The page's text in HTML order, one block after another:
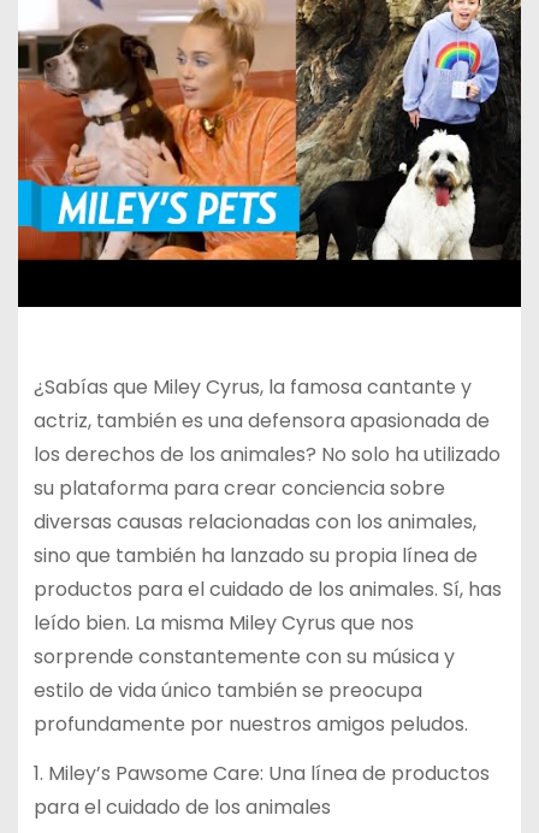
¿Sabías que Miley Cyrus, la famosa cantante y
actriz, también es una defensora apasionada de
los derechos de los animales? No solo ha utilizado
su plataforma para crear conciencia sobre
diversas causas relacionadas con los animales,
sino que también ha lanzado su propia línea de
productos para el cuidado de los animales. Sí, has
leído bien. La misma Miley Cyrus que nos
sorprende constantemente con su música y
estilo de vida único también se preocupa
profundamente por nuestros amigos peludos.
1. Miley’s Pawsome Care: Una línea de productos
para el cuidado de los animales